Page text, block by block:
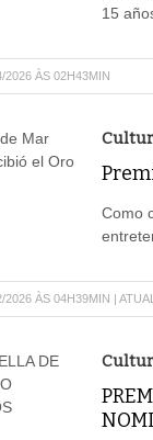
15
ÀS 02H43MIN
Como
ÀS 04H39MIN |